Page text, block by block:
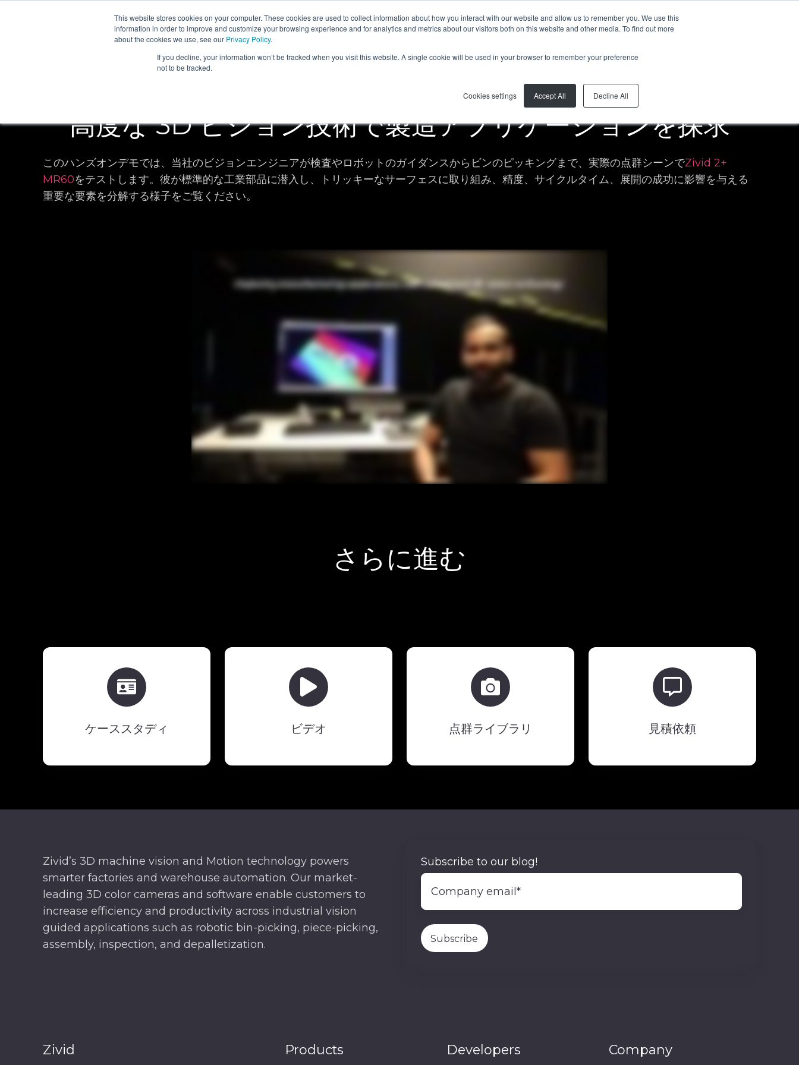
This website stores cookies on your computer. These cookies are used to collect information about how you interact with our website and allow us to remember you. We use this
information in order to improve and customize your browsing experience and for analytics and metrics about our visitors both on this website and other media. To find out more
about the cookies we use, see our Privacy Policy.
If you decline, your information won’t be tracked when you visit this website. A single cookie will be used in your browser to remember your preference
not to be tracked.
Cookies settings Accept All Decline All
製品 アプリケーション サポート 私たちについて JA
高度な 3D ビジョン技術で製造アプリケーションを探求
このハンズオンデモでは、当社のビジョンエンジニアが検査やロボットのガイダンスからビンのピッキングまで、実際の点群シーンでZivid 2+
MR60をテストします。彼が標準的な工業部品に潜入し、トリッキーなサーフェスに取り組み、精度、サイクルタイム、展開の成功に影響を与える
重要な要素を分解する様子をご覧ください。
さらに進む
ケーススタディ
ー
ス
ス
タ
デ
ビデオ
デ
オ
点群ライブラリ
群
ラ
イ
ブ
ラ
見積依頼
積
依
頼
Zivid’s 3D machine vision and Motion technology powers
smarter factories and warehouse automation. Our market-
leading 3D color cameras and software enable customers to
increase efficiency and productivity across industrial vision
guided applications such as robotic bin-picking, piece-picking,
assembly, inspection, and depalletization.
Subscribe to our blog!
Zivid Products Developers Company